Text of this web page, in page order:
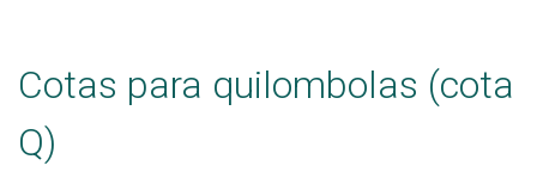
Cotas para quilombolas (cota
Q)